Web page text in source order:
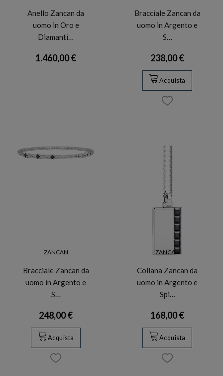
Anello Zancan da
uomo in Oro e
Diamanti…
1.460,00 €
Bracciale Zancan da
uomo in Argento e
S…
238,00 €
Acquista
ZANCAN
Bracciale Zancan da
uomo in Argento e
S…
248,00 €
Acquista
ZANCAN
Collana Zancan da
uomo in Argento e
Spi…
168,00 €
Acquista